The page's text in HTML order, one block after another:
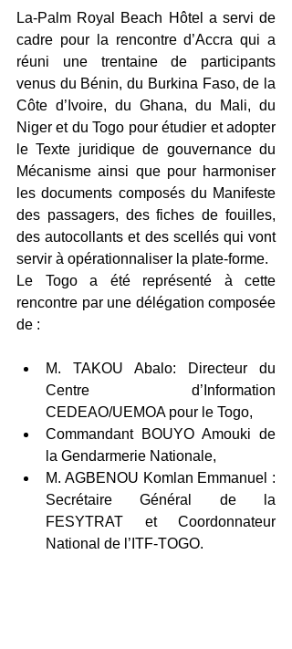
La-Palm Royal Beach Hôtel a servi de
cadre pour la rencontre d’Accra qui a
réuni une trentaine de participants
venus du Bénin, du Burkina Faso, de la
Côte d’Ivoire, du Ghana, du Mali, du
Niger et du Togo pour étudier et adopter
le Texte juridique de gouvernance du
Mécanisme ainsi que pour harmoniser
les documents composés du Manifeste
des passagers, des fiches de fouilles,
des autocollants et des scellés qui vont
servir à opérationnaliser la plate-forme.
Le Togo a été représenté à cette
rencontre par une délégation composée
de :
M. TAKOU Abalo: Directeur du
Centre d’Information
CEDEAO/UEMOA pour le Togo,
Commandant BOUYO Amouki de
la Gendarmerie Nationale,
M. AGBENOU Komlan Emmanuel :
Secrétaire Général de la
FESYTRAT et Coordonnateur
National de l’ITF-TOGO.